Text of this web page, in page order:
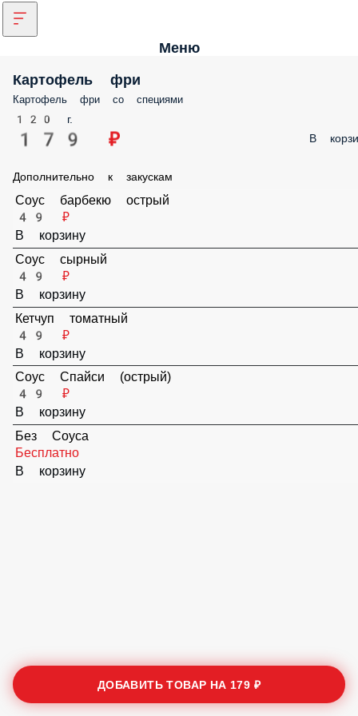
Меню
Картофель фри
Картофель фри со специями
120 г.
179 ₽ В
Дополнительно к закускам
Соус барбекю острый
49 ₽
В корзину
Соус сырный
49 ₽
В корзину
Кетчуп томатный
49 ₽
В корзину
Соус Спайси (острый)
49 ₽
В корзину
Без Соуса
ДОБАВИТЬ ТОВАР НА 179 ₽